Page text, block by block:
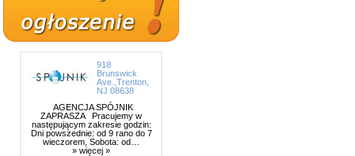
918
Brunswick
Ave.,Trenton,
NJ 08638
AGENCJA SPÓJNIK
ZAPRASZA Pracujemy w
następującym zakresie godzin:
Dni powszednie: od 9 rano do 7
wieczorem, Sobota: od…
» więcej »